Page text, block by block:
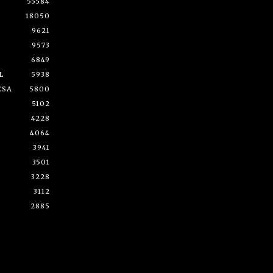
18050
9621
9573
6849
5938
5800
5102
4228
4064
3941
3501
3228
3112
2885